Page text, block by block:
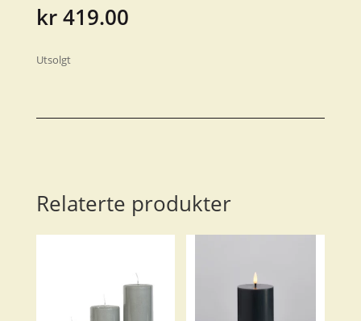
kr419.00
Utsolgt
Relaterte produkter